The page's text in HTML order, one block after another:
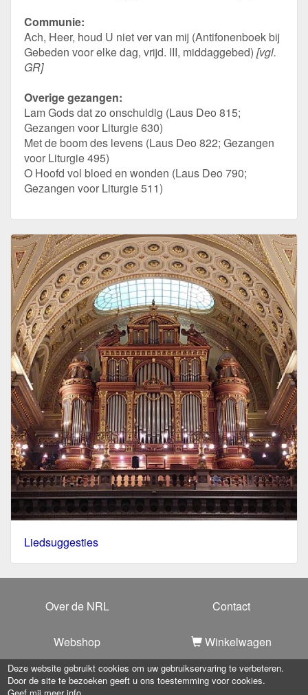
Communie:
Ach, Heer, houd U niet ver van mij (Antifonenboek bij
Gebeden voor elke dag, vrijd. III, middaggebed) [vgl.
GR]
Overige gezangen:
Lam Gods dat zo onschuldig (Laus Deo 815;
Gezangen voor Liturgie 630)
Met de boom des levens (Laus Deo 822; Gezangen
voor Liturgie 495)
O Hoofd vol bloed en wonden (Laus Deo 790;
Gezangen voor Liturgie 511)
Liedsuggesties
Over de NRL Contact
Webshop Winkelwagen
Copyright 2025 - Nationale Raad voor Liturgie-Privacy
Deze website gebruikt cookies om uw gebruikservaring te verbeteren.
Door de site te bezoeken geeft u ons toestemming voor cookies.